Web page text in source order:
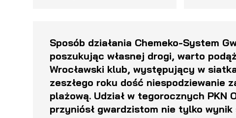
Sposób działania Chemeko-System
poszukując własnej drogi, warto
Wrocławski klub, występujący w
zeszłego roku dość niespodziewanie
plażową. Udział w tegorocznych PKN
przyniósł gwardzistom nie tylko